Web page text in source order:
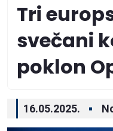
Tri
svečani
poklon
16.05.2025.